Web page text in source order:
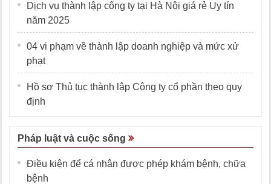
Dịch vụ thành lập công ty tại Hà Nội giá rẻ Uy tín
năm 2025
04 vi phạm về thành lập doanh nghiệp và mức xử
phạt
Hồ sơ Thủ tục thành lập Công ty cổ phần theo quy
định
Pháp luật và cuộc sống
Điều kiện để cá nhân được phép khám bệnh, chữa
bệnh